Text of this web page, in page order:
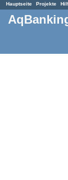
Hauptseite Projekte